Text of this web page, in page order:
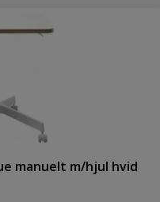
manuelt m/hjul hvid